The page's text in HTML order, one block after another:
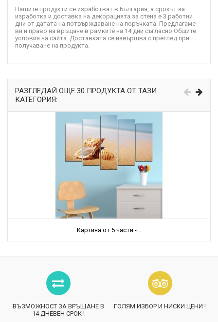
Нашите продукти се изработват в България, а срокът за
изработка и доставка на декорацията за стена е 3 работни
дни от датата на потвърждаване на поръчката. Предлагаме
ви и право на връщане в рамките на 14 дни съгласно Общите
условия на сайта. Доставката се извършва с преглед при
получаване на продукта.
РАЗГЛЕДАЙ ОЩЕ 30 ПРОДУКТА ОТ ТАЗИ
КАТЕГОРИЯ:
Картина от 5 части -...
ВЪЗМОЖНОСТ ЗА ВРЪЩАНЕ В
14 ДНЕВЕН СРОК !
ГОЛЯМ ИЗБОР И НИСКИ ЦЕНИ !